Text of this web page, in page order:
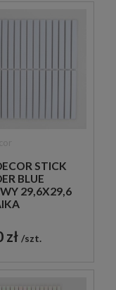
STICK
BLUE
29,6X29,6
zł szt.